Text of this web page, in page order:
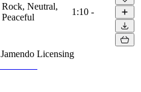
Rock, Neutral,
Peaceful
1:10 -
Jamendo Licensing